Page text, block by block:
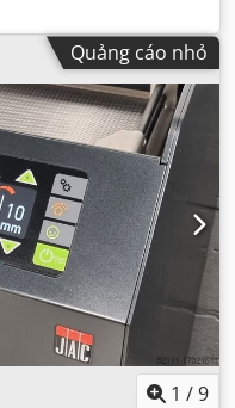
Quảng cáo nhỏ
1 /9